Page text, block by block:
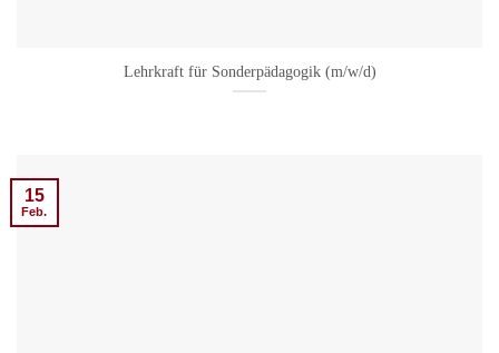
Lehrkraft für Sonderpädagogik (m/w/d)
15
Feb.